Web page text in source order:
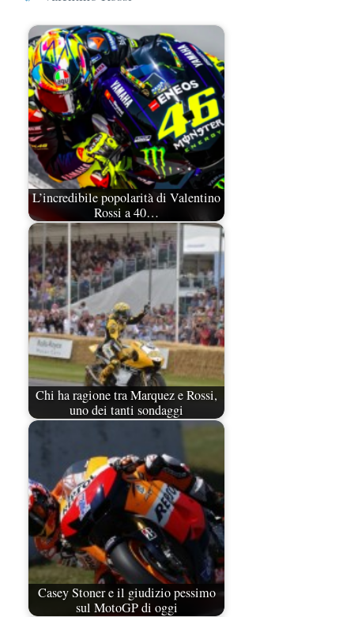
L’incredibile popolarità di Valentino
Rossi a 40…
Chi ha ragione tra Marquez e Rossi,
uno dei tanti sondaggi
Casey Stoner e il giudizio pessimo
sul MotoGP di oggi